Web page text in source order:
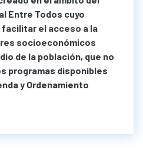
Entre Todos cuyo
el acceso a la
socioeconómicos
de la población, que no
programas disponibles
y Ordenamiento